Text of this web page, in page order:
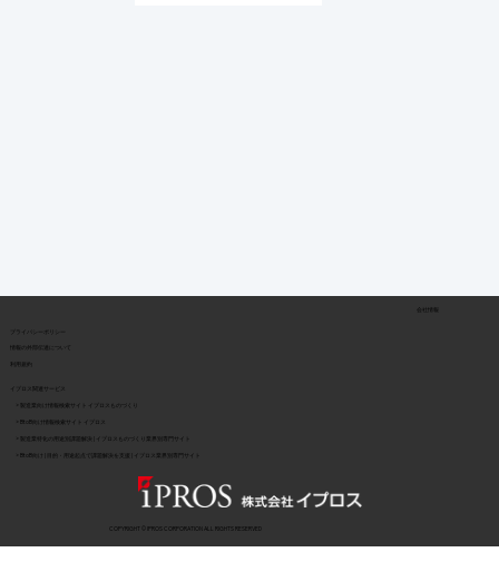
​情報の外部伝達について
会社情報
COPYRIGHT © IPROS CORPORATION ALL RIGHTS RESERVED
> 製造業特化の用途別課題解決 | イプロスものづくり業界別専門サイト
> BtoB向け情報検索サイト イプロス
> BtoB向け | 目的・用途起点で課題解決を支援 | イプロス業界別専門サイト
> 製造業向け情報検索サイト イプロスものづくり
イプロス関連サービス